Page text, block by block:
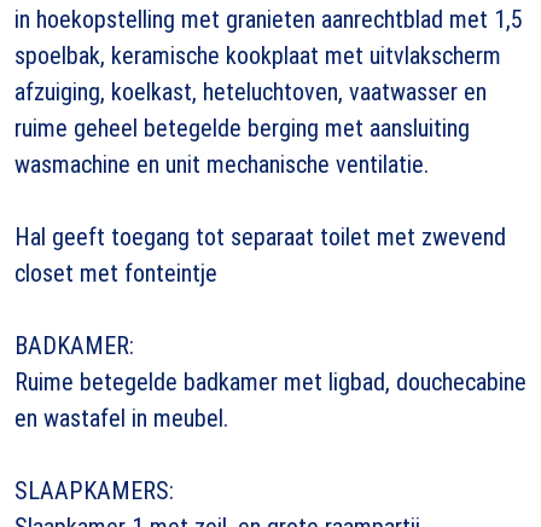
in hoekopstelling met granieten aanrechtblad met 1,5
spoelbak, keramische kookplaat met uitvlakscherm
afzuiging, koelkast, heteluchtoven, vaatwasser en
ruime geheel betegelde berging met aansluiting
wasmachine en unit mechanische ventilatie.
Hal geeft toegang tot separaat toilet met zwevend
closet met fonteintje
BADKAMER:
Ruime betegelde badkamer met ligbad, douchecabine
en wastafel in meubel.
SLAAPKAMERS: